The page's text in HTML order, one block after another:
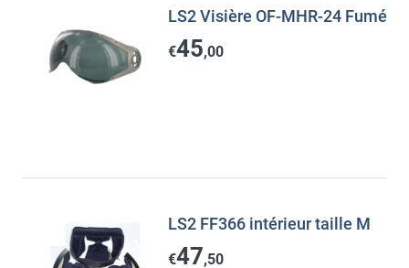
LS2 Visière OF-MHR-24 Fumé
€45,00
LS2 FF366 intérieur taille M
€47,50